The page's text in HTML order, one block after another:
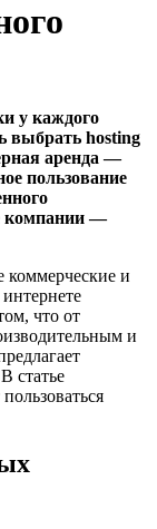
у каждого
выбрать hosting
аренда —
пользование
компании —
коммерческие и
что от
и
статье